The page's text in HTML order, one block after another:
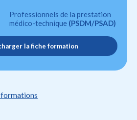
Professionnels de la prestation
médico-technique (PSDM/PSAD)
la fiche formation
formations